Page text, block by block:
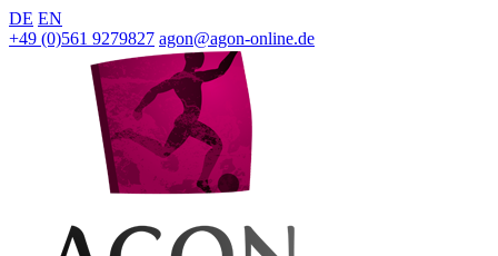
DE EN
+49 (0)561 9279827 agon@agon-online.de